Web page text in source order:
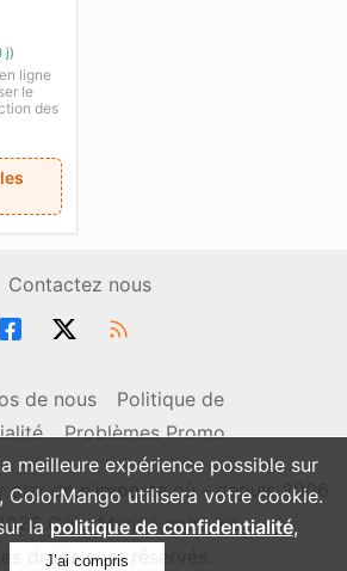
meilleure expérience possible sur
ColorMango utilisera votre cookie.
la politique de confidentialité,
J’ai compris
j)
ligne
le
des
Contactez nous
de nous
Politique de
Problèmes Promo
prix de n'importe où - depuis 2006
ColorMango.com, Inc.
les droits sont réservés.